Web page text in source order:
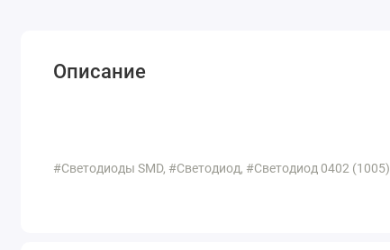
Описание
#Светодиоды SMD, #Светодиод, #Светодиод 0402 (1005)